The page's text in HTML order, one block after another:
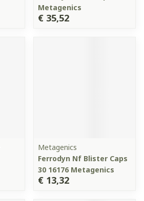
Metagenics
€ 35,52
Metagenics
Ferrodyn Nf Blister Caps
30 16176 Metagenics
€ 13,32